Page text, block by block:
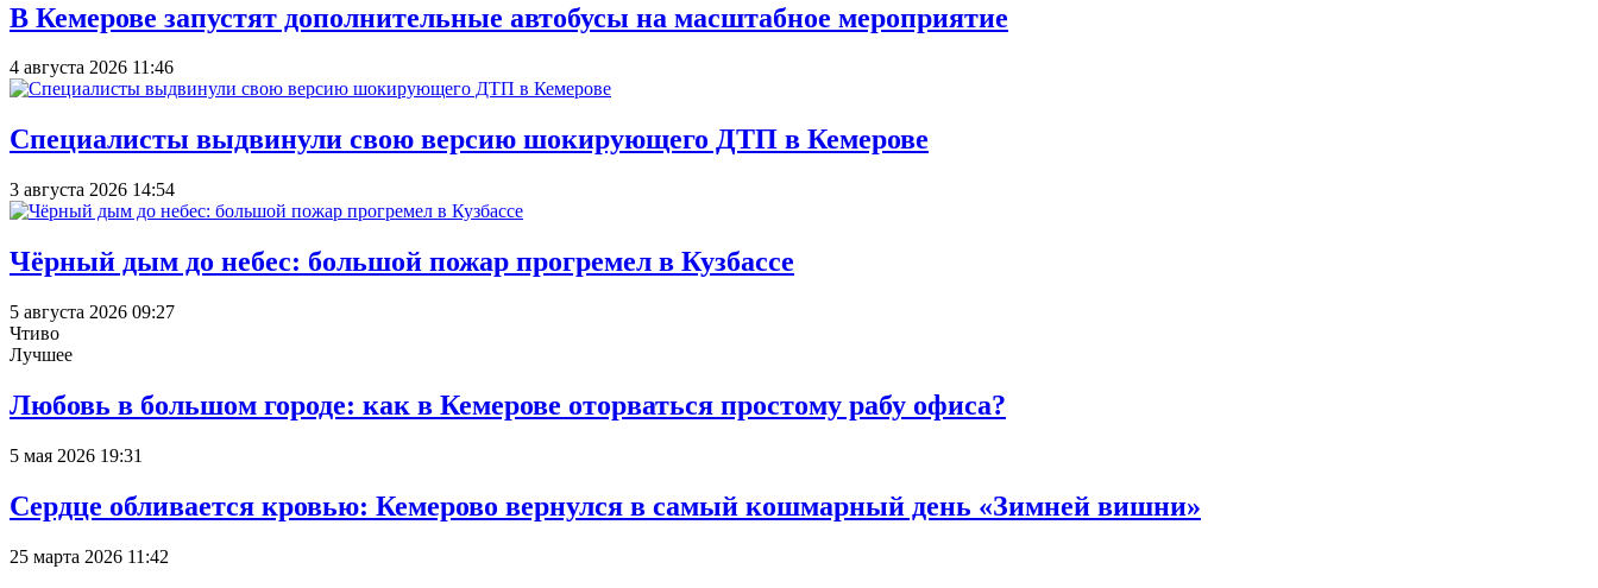
В Кемерове запустят дополнительные автобусы на масштабное мероприятие
4 августа 2026 11:46
Специалисты выдвинули свою версию шокирующего ДТП в Кемерове
3 августа 2026 14:54
Чёрный дым до небес: большой пожар прогремел в Кузбассе
5 августа 2026 09:27
Чтиво
Лучшее
Любовь в большом городе: как в Кемерове оторваться простому рабу офиса?
5 мая 2026 19:31
Сердце обливается кровью: Кемерово вернулся в самый кошмарный день «Зимней вишни»
25 марта 2026 11:42